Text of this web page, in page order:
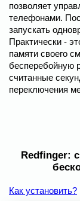
позволяет
телефонами.
запускать
Практически -
памяти своего
бесперебойную
считанные
переключения
Redfinger:
Как установить?